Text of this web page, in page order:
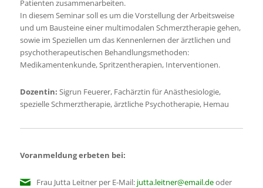
Patienten zusammenarbeiten.
In diesem Seminar soll es um die Vorstellung der Arbeitsweise
und um Bausteine einer multimodalen Schmerztherapie gehen,
sowie im Speziellen um das Kennenlernen der ärztlichen und
psychotherapeutischen Behandlungsmethoden:
Medikamentenkunde, Spritzentherapien, Interventionen.
Dozentin: Sigrun Feuerer, Fachärztin für Anästhesiologie,
spezielle Schmerztherapie, ärztliche Psychotherapie, Hemau
Voranmeldung erbeten bei:
Frau Jutta Leitner per E-Mail: jutta.leitner@email.deoder